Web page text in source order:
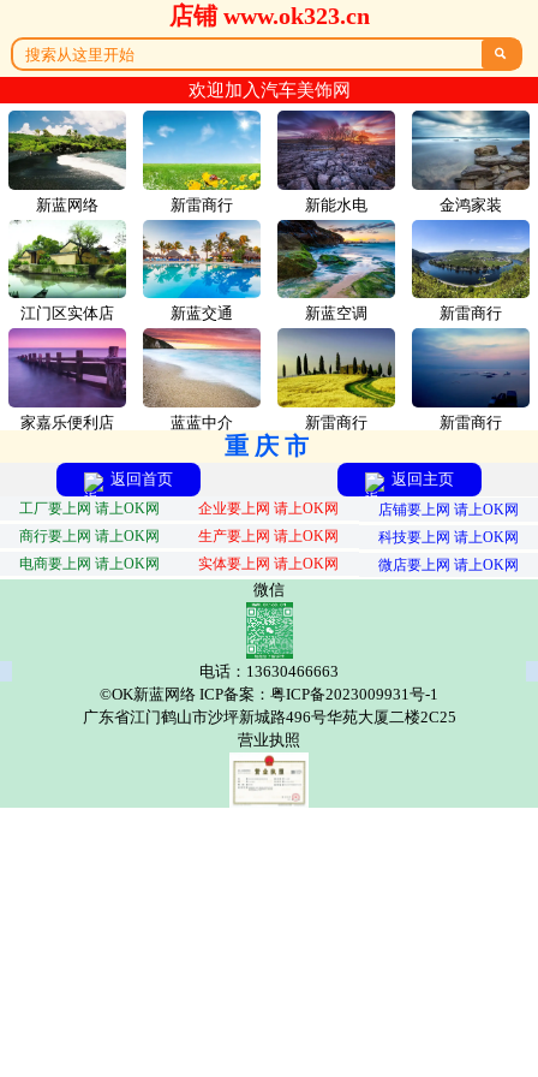
店铺 www.ok323.cn

欢迎加入汽车美饰网
新蓝网络 新雷商行
江门区实体店 新蓝交通
家嘉乐便利店 蓝蓝中介
新能水电 金鸿家装
新蓝空调 新雷商行
新雷商行 新雷商行
重庆市
返回首页 返回主页
工厂要上网 请上OK网 企业要上网 请上OK网
店铺要上网 请上OK网
商行要上网 请上OK网
生产要上网 请上OK网
科技要上网 请上OK网
电商要上网 请上OK网
实体要上网 请上OK网 微店要上网 请上OK网
微信
电话：13630466663
©OK新蓝网络 ICP备案：粤ICP备2023009931号-1
广东省江门鹤山市沙坪新城路496号华苑大厦二楼2C25
营业执照